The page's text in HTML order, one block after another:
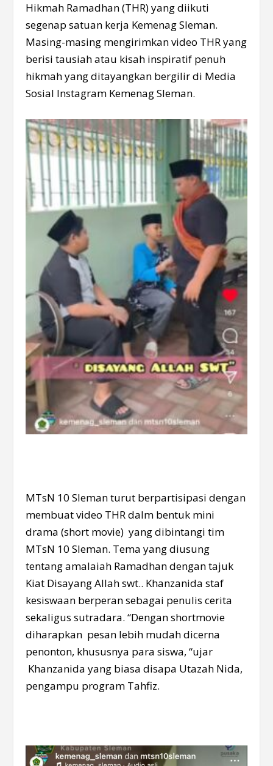
Hikmah Ramadhan (THR) yang diikuti
segenap satuan kerja Kemenag Sleman.
Masing-masing mengirimkan video THR yang
berisi tausiah atau kisah inspiratif penuh
hikmah yang ditayangkan bergilir di Media
Sosial Instagram Kemenag Sleman.
MTsN 10 Sleman turut berpartisipasi dengan
membuat video THR dalm bentuk mini
drama (short movie) yang dibintangi tim
MTsN 10 Sleman. Tema yang diusung
tentang amalaiah Ramadhan dengan tajuk
Kiat Disayang Allah swt.. Khanzanida staf
kesiswaan berperan sebagai penulis cerita
sekaligus sutradara. “Dengan shortmovie
diharapkan pesan lebih mudah dicerna
penonton, khususnya para siswa, “ujar
Khanzanida yang biasa disapa Utazah Nida,
pengampu program Tahfiz.